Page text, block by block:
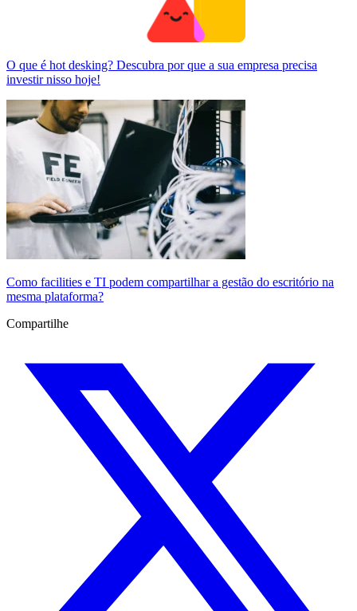
O que é hot desking? Descubra por que a sua empresa precisa
investir nisso hoje!
Como facilities e TI podem compartilhar a gestão do escritório na
mesma plataforma?
Compartilhe